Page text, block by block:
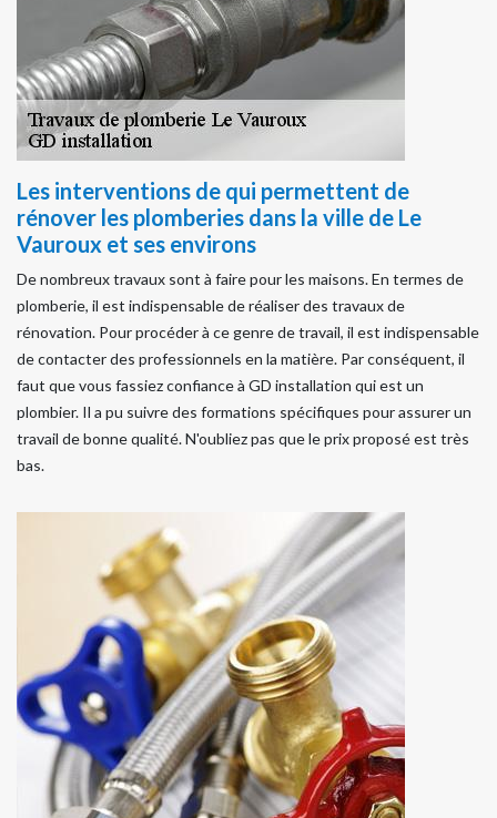
Les interventions de qui permettent de
rénover les plomberies dans la ville de Le
Vauroux et ses environs
De nombreux travaux sont à faire pour les maisons. En termes de
plomberie, il est indispensable de réaliser des travaux de
rénovation. Pour procéder à ce genre de travail, il est indispensable
de contacter des professionnels en la matière. Par conséquent, il
faut que vous fassiez confiance à GD installation qui est un
plombier. Il a pu suivre des formations spécifiques pour assurer un
travail de bonne qualité. N'oubliez pas que le prix proposé est très
bas.